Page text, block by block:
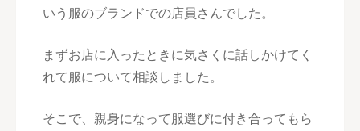
いう服のブランドでの店員さんでした。
まずお店に入ったときに気さくに話しかけてく
れて服について相談しました。
そこで、親身になって服選びに付き合ってもら